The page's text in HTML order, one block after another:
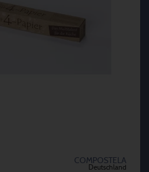
COMPOSTELA
Deutschland